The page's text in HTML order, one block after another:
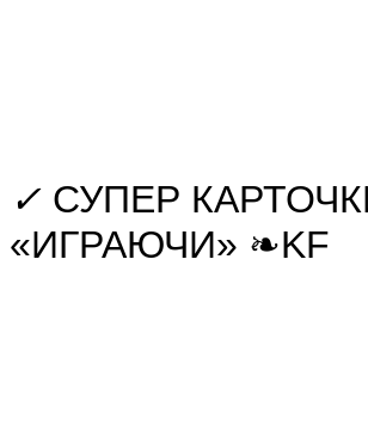
✓ СУПЕР
«ИГРАЮЧИ» ❧KF